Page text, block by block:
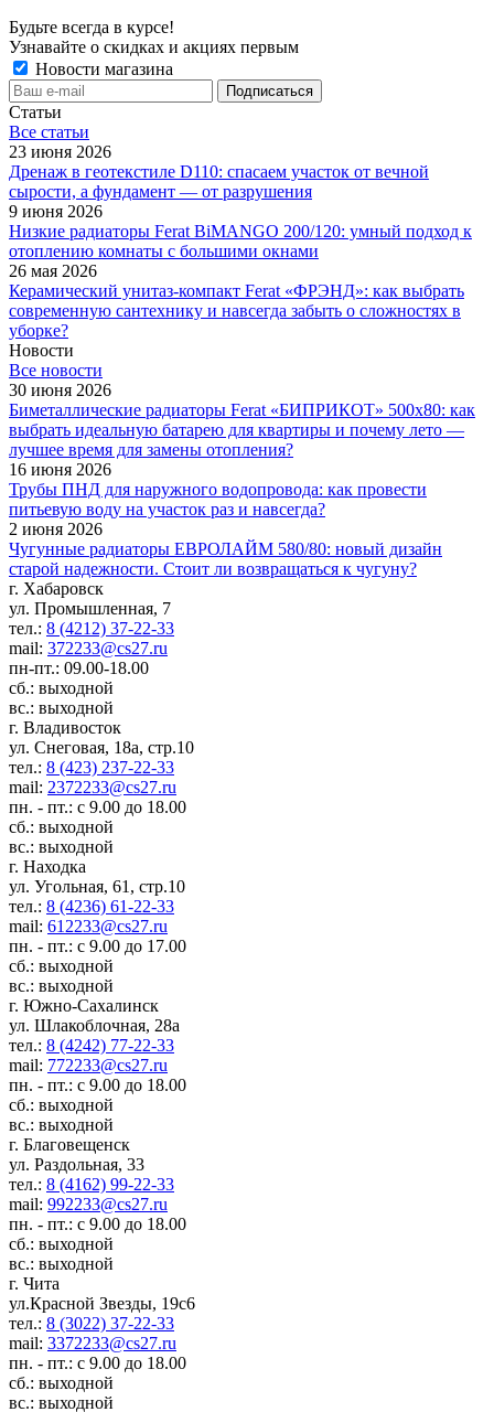
Будьте всегда в курсе!
Узнавайте о скидках и акциях первым
Новости магазина
Статьи
Все cтатьи
23 июня 2026
Дренаж в геотекстиле D110: спасаем участок от вечной
сырости, а фундамент — от разрушения
9 июня 2026
Низкие радиаторы Ferat BiMANGO 200/120: умный подход к
отоплению комнаты с большими окнами
26 мая 2026
Керамический унитаз-компакт Ferat «ФРЭНД»: как выбрать
современную сантехнику и навсегда забыть о сложностях в
уборке?
Новости
Все новости
30 июня 2026
Биметаллические радиаторы Ferat «БИПРИКОТ» 500x80: как
выбрать идеальную батарею для квартиры и почему лето —
лучшее время для замены отопления?
16 июня 2026
Трубы ПНД для наружного водопровода: как провести
питьевую воду на участок раз и навсегда?
2 июня 2026
Чугунные радиаторы ЕВРОЛАЙМ 580/80: новый дизайн
старой надежности. Стоит ли возвращаться к чугуну?
г. Хабаровск
ул. Промышленная, 7
тел.: 8 (4212) 37-22-33
mail: 372233@cs27.ru
пн-пт.: 09.00-18.00
сб.: выходной
вс.: выходной
г. Владивосток
ул. Снеговая, 18а, стр.10
тел.: 8 (423) 237-22-33
mail: 2372233@cs27.ru
пн. - пт.: с 9.00 до 18.00
сб.: выходной
вс.: выходной
г. Находка
ул. Угольная, 61, стр.10
тел.: 8 (4236) 61-22-33
mail: 612233@cs27.ru
пн. - пт.: с 9.00 до 17.00
сб.: выходной
вс.: выходной
г. Южно-Сахалинск
ул. Шлакоблочная, 28а
тел.: 8 (4242) 77-22-33
mail: 772233@cs27.ru
пн. - пт.: с 9.00 до 18.00
сб.: выходной
вс.: выходной
г. Благовещенск
ул. Раздольная, 33
тел.: 8 (4162) 99-22-33
mail: 992233@cs27.ru
пн. - пт.: с 9.00 до 18.00
сб.: выходной
вс.: выходной
г. Чита
ул.Красной Звезды, 19с6
тел.: 8 (3022) 37-22-33
mail: 3372233@cs27.ru
пн. - пт.: с 9.00 до 18.00
сб.: выходной
вс.: выходной